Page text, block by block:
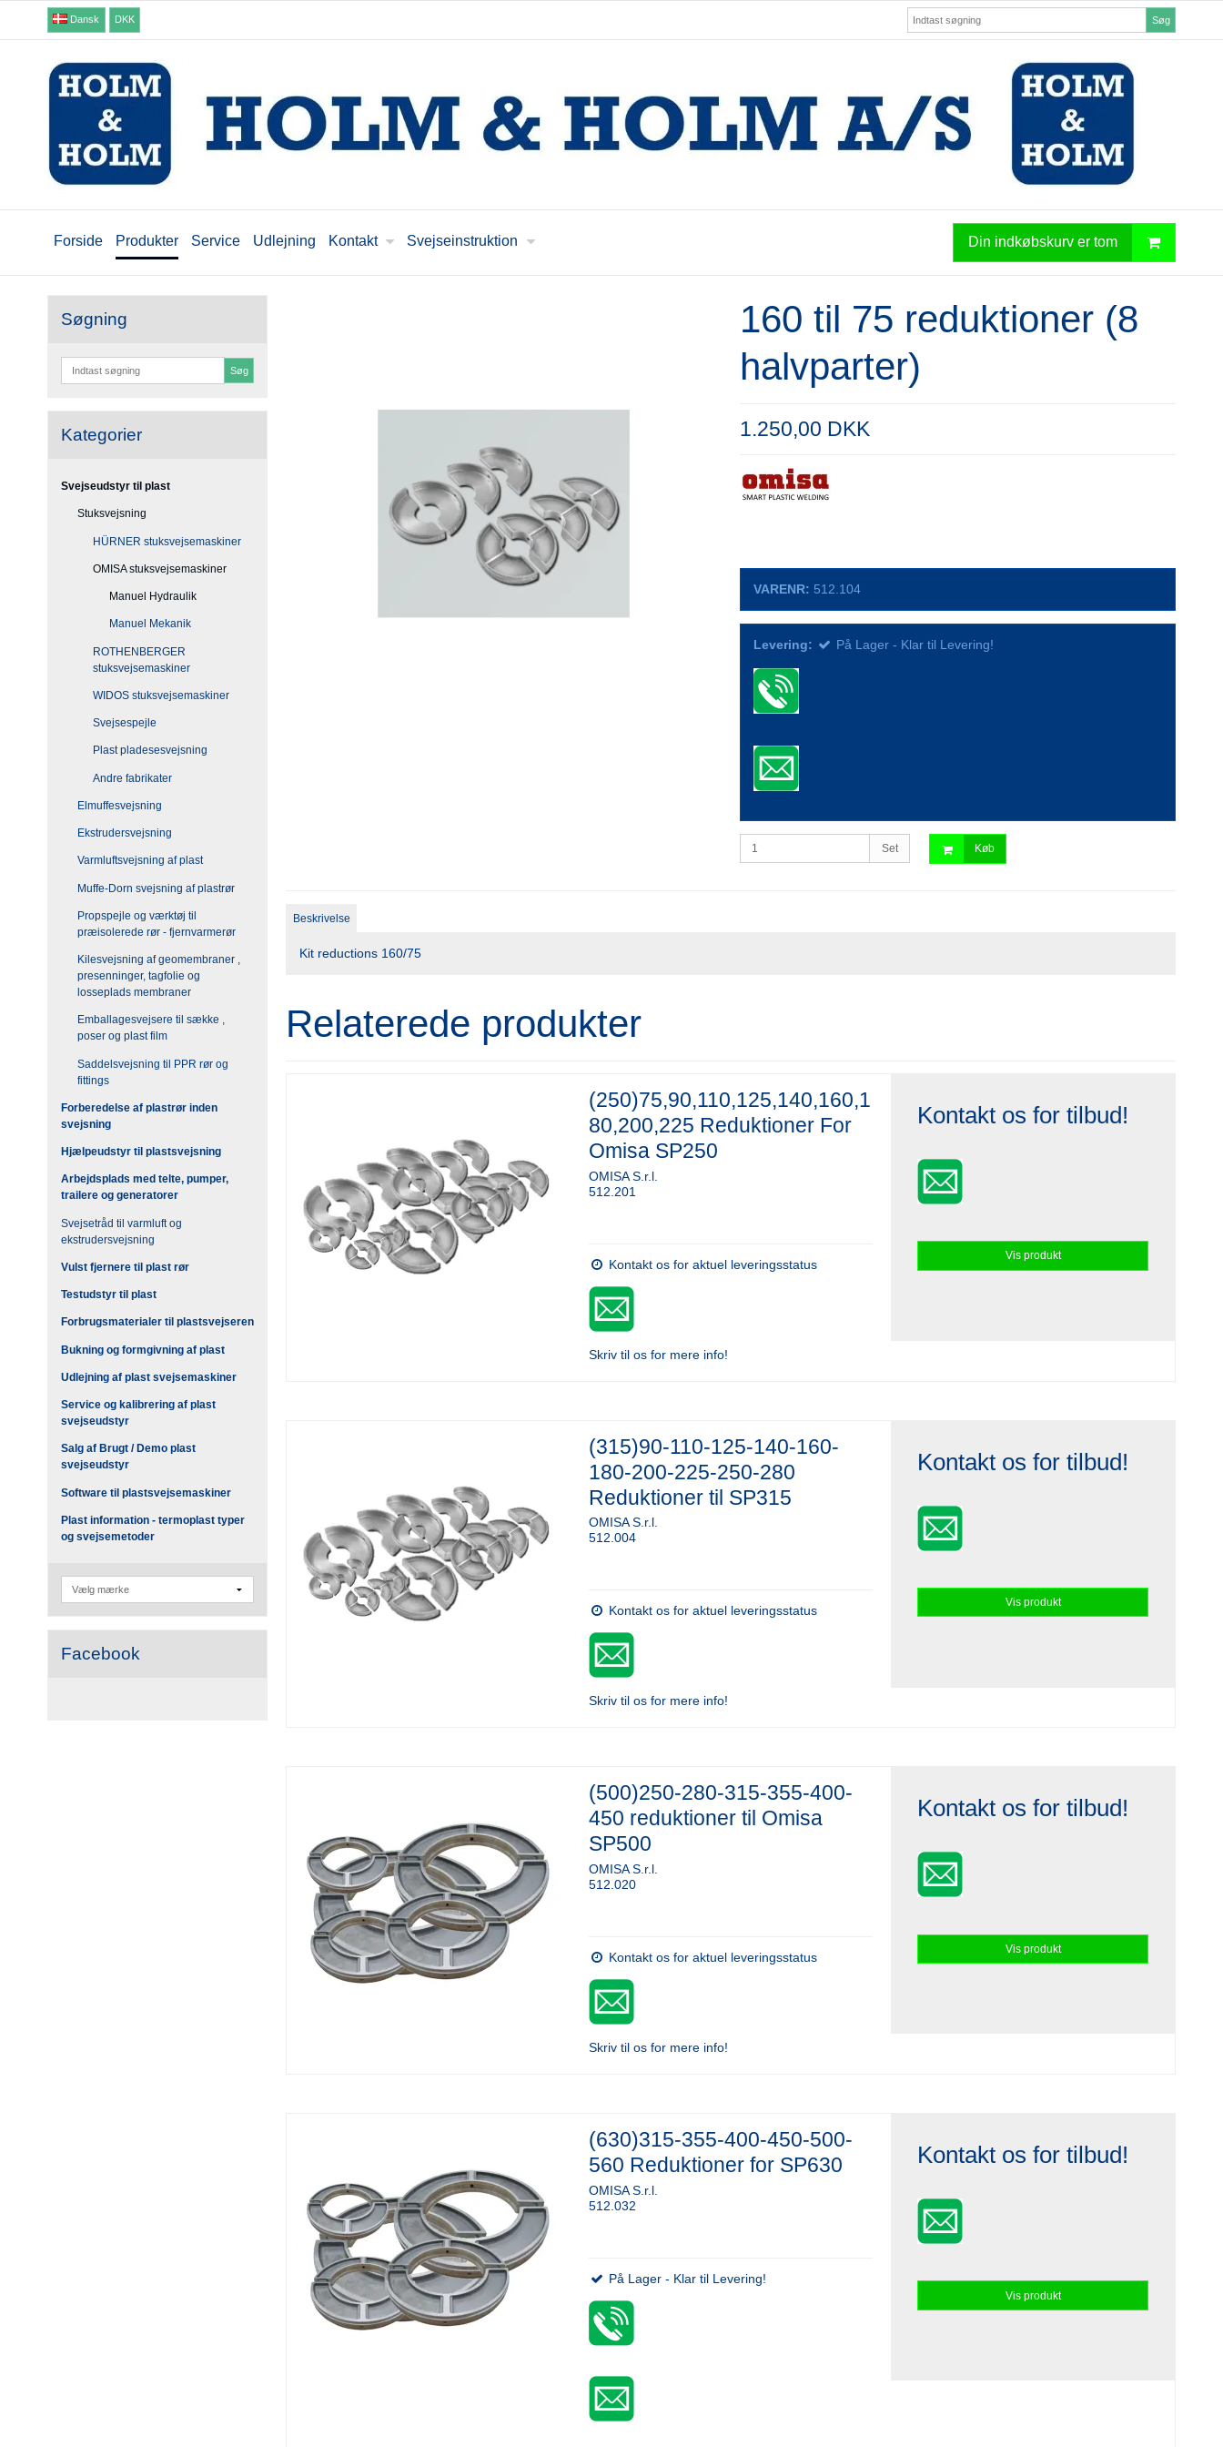
Dansk DKK Søg
Forside Produkter Service Udlejning Kontakt Svejseinstruktion Din indkøbskurv er tom
Søgning
Søg
Kategorier
Svejseudstyr til plast
Stuksvejsning
HÜRNER stuksvejsemaskiner
OMISA stuksvejsemaskiner
Manuel Hydraulik
Manuel Mekanik
ROTHENBERGER
stuksvejsemaskiner
WIDOS stuksvejsemaskiner
Svejsespejle
Plast pladesesvejsning
Andre fabrikater
Elmuffesvejsning
Ekstrudersvejsning
Varmluftsvejsning af plast
Muffe-Dorn svejsning af plastrør
Propspejle og værktøj til
præisolerede rør - fjernvarmerør
Kilesvejsning af geomembraner ,
presenninger, tagfolie og
losseplads membraner
Emballagesvejsere til sække ,
poser og plast film
Saddelsvejsning til PPR rør og
fittings
Forberedelse af plastrør inden
svejsning
Hjælpeudstyr til plastsvejsning
Arbejdsplads med telte, pumper,
trailere og generatorer
Svejsetråd til varmluft og
ekstrudersvejsning
Vulst fjernere til plast rør
Testudstyr til plast
Forbrugsmaterialer til plastsvejseren
Bukning og formgivning af plast
Udlejning af plast svejsemaskiner
Service og kalibrering af plast
svejseudstyr
Salg af Brugt / Demo plast
svejseudstyr
Software til plastsvejsemaskiner
Plast information - termoplast typer
og svejsemetoder
Facebook
160 til 75 reduktioner (8
halvparter)
1.250,00 DKK
VARENR: 512.104
Levering: På Lager - Klar til Levering!
Set Køb
Beskrivelse
Kit reductions 160/75
Relaterede produkter
(250)75,90,110,125,140,160,1
80,200,225 Reduktioner For
Omisa SP250
OMISA S.r.l.
512.201
Kontakt os for aktuel leveringsstatus
Skriv til os for mere info!
Kontakt os for tilbud!
Vis produkt
(315)90-110-125-140-160-
180-200-225-250-280
Reduktioner til SP315
OMISA S.r.l.
512.004
Kontakt os for aktuel leveringsstatus
Skriv til os for mere info!
Kontakt os for tilbud!
Vis produkt
(500)250-280-315-355-400-
450 reduktioner til Omisa
SP500
OMISA S.r.l.
512.020
Kontakt os for aktuel leveringsstatus
Skriv til os for mere info!
Kontakt os for tilbud!
Vis produkt
(630)315-355-400-450-500-
560 Reduktioner for SP630
OMISA S.r.l.
512.032
På Lager - Klar til Levering!
Kontakt os for tilbud!
Vis produkt